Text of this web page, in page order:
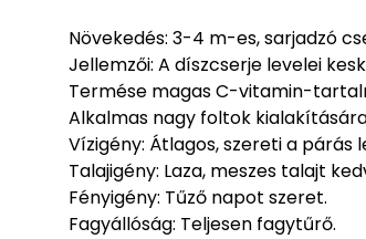
Növekedés: 3-4 m-es, sarjadzó
Jellemzői: A díszcserje levelei
Termése magas C-vitamin-
Alkalmas nagy foltok
Vízigény: Átlagos, szereti a párás
Talajigény: Laza, meszes talajt
Fényigény: Tűző napot szeret.
Fagyállóság: Teljesen fagytűrő.